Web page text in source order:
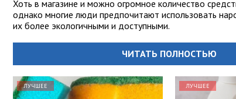
Хоть в магазине и можно огромное количество
однако многие люди предпочитают использовать
их более экологичными и доступными.
ЧИТАТЬ ПОЛНОСТЬЮ
ЛУЧШЕЕ ЛУЧШЕЕ